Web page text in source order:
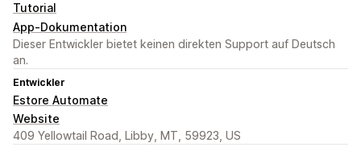
Tutorial
App-Dokumentation
Dieser Entwickler bietet keinen direkten Support auf Deutsch
an.
Entwickler
Estore Automate
Website
409 Yellowtail Road, Libby, MT, 59923, US